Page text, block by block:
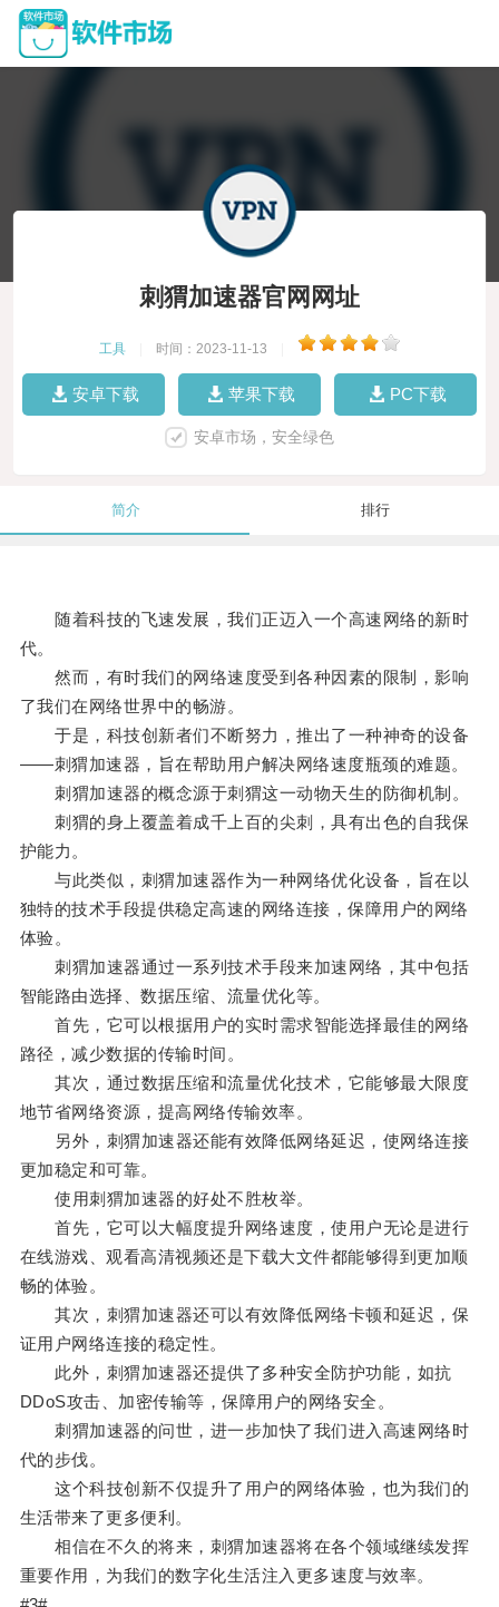
刺猬加速器官网网址
工具 时间：2023-11-13
安卓下载 苹果下载 PC下载
安卓市场，安全绿色
简介 排行
随着科技的飞速发展，我们正迈入一个高速网络的新时
代。
然而，有时我们的网络速度受到各种因素的限制，影响
了我们在网络世界中的畅游。
于是，科技创新者们不断努力，推出了一种神奇的设备
——刺猬加速器，旨在帮助用户解决网络速度瓶颈的难题。
刺猬加速器的概念源于刺猬这一动物天生的防御机制。
刺猬的身上覆盖着成千上百的尖刺，具有出色的自我保
护能力。
与此类似，刺猬加速器作为一种网络优化设备，旨在以
独特的技术手段提供稳定高速的网络连接，保障用户的网络
体验。
刺猬加速器通过一系列技术手段来加速网络，其中包括
智能路由选择、数据压缩、流量优化等。
首先，它可以根据用户的实时需求智能选择最佳的网络
路径，减少数据的传输时间。
其次，通过数据压缩和流量优化技术，它能够最大限度
地节省网络资源，提高网络传输效率。
另外，刺猬加速器还能有效降低网络延迟，使网络连接
更加稳定和可靠。
使用刺猬加速器的好处不胜枚举。
首先，它可以大幅度提升网络速度，使用户无论是进行
在线游戏、观看高清视频还是下载大文件都能够得到更加顺
畅的体验。
其次，刺猬加速器还可以有效降低网络卡顿和延迟，保
证用户网络连接的稳定性。
此外，刺猬加速器还提供了多种安全防护功能，如抗
DDoS攻击、加密传输等，保障用户的网络安全。
刺猬加速器的问世，进一步加快了我们进入高速网络时
代的步伐。
这个科技创新不仅提升了用户的网络体验，也为我们的
生活带来了更多便利。
相信在不久的将来，刺猬加速器将在各个领域继续发挥
重要作用，为我们的数字化生活注入更多速度与效率。